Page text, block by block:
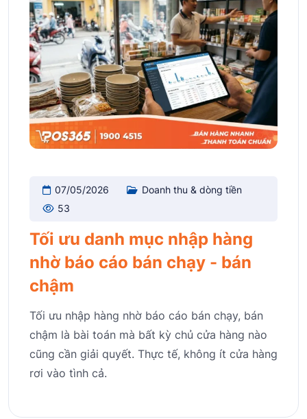
07/05/2026
Doanh thu & dòng tiền
53
Tối ưu danh mục nhập hàng
nhờ báo cáo bán chạy - bán
chậm
Tối ưu nhập hàng nhờ báo cáo bán chạy, bán
chậm là bài toán mà bất kỳ chủ cửa hàng nào
cũng cần giải quyết. Thực tế, không ít cửa hàng
rơi vào tình cả.